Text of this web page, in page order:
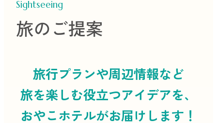
Sightseeing
旅のご提案
旅行プランや周辺情報など
旅を楽しむ役立つアイデアを、
おやこホテルがお届けします！